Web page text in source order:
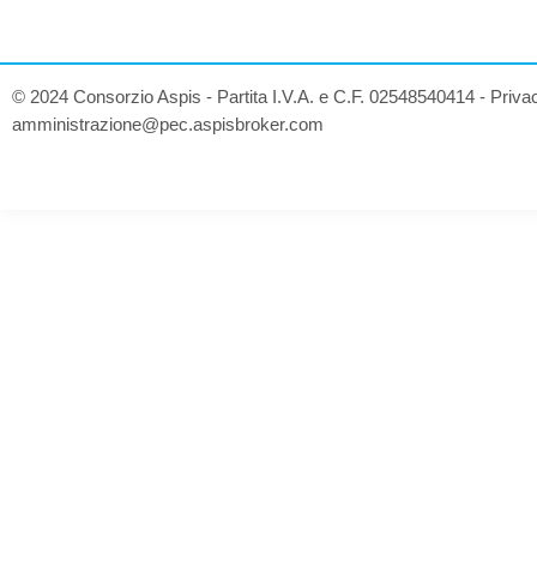
© 2024 Consorzio Aspis - Partita I.V.A. e C.F. 02548540414 -
amministrazione@pec.aspisbroker.com